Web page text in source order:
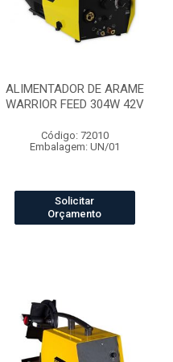
ALIMENTADOR DE ARAME
WARRIOR FEED 304W 42V
Código: 72010
Embalagem: UN/01
Solicitar
Orçamento